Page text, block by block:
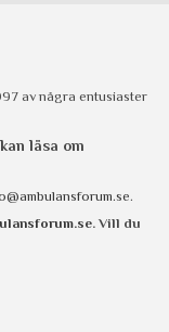
av några entusiaster
läsa om
.
. Vill du